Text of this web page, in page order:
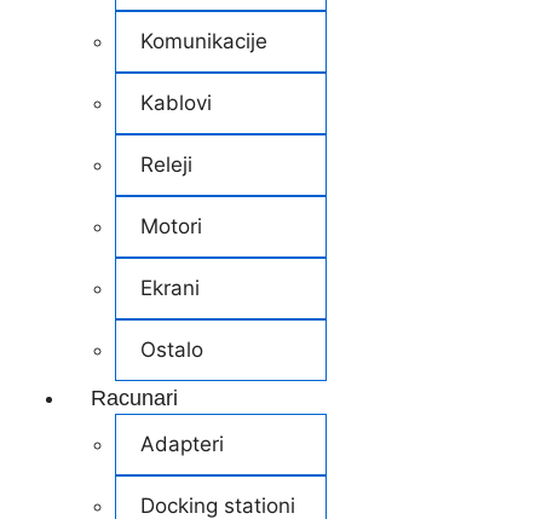
Komunikacije
Kablovi
Releji
Motori
Ekrani
Ostalo
Racunari
Adapteri
Docking stationi